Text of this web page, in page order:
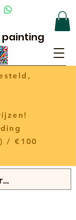
painting
/ €100